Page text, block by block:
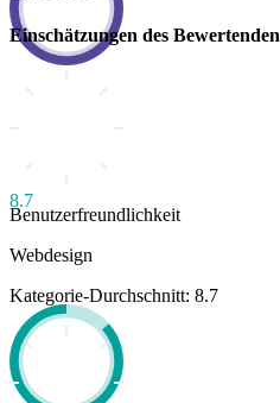
Einschätzungen des Bewertenden
8.7
Benutzerfreundlichkeit
Webdesign
Kategorie-Durchschnitt: 8.7